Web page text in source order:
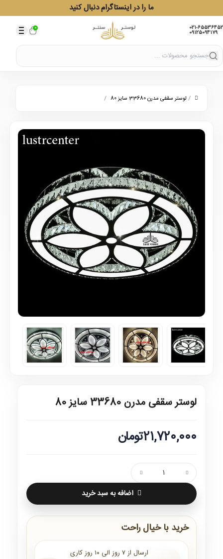
ما را در اینستاگرام دنبال کنید
021-65536452
09125094179
0
/ لوستر سقفی مدرن 33680 سایز 80 /
لوستر سقفی مدرن 33680 سایز 80
21,720,000تومان
اضافه به سبد خرید
خرید با خیال راحت
ارسال از ۷ روز الی ۱۰ روز کاری